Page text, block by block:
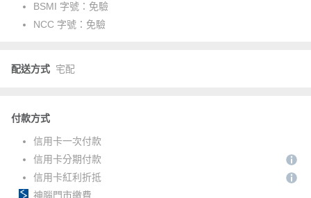
BSMI 字號： 免驗
NCC 字號： 免驗
配送方式 宅配
付款方式
信用卡一次付款
信用卡分期付款
信用卡紅利折抵
神腦門市繳費